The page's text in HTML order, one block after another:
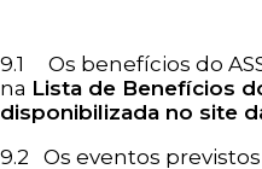
9.1 Os benefícios do
na Lista de Benefícios
disponibilizada no site
9.2 Os eventos